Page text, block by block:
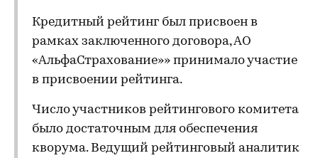
Кредитный рейтинг был присвоен в
рамках заключенного договора, АО
«АльфаСтрахование»» принимало участие
в присвоении рейтинга.
Число участников рейтингового комитета
было достаточным для обеспечения
кворума. Ведущий рейтинговый аналитик